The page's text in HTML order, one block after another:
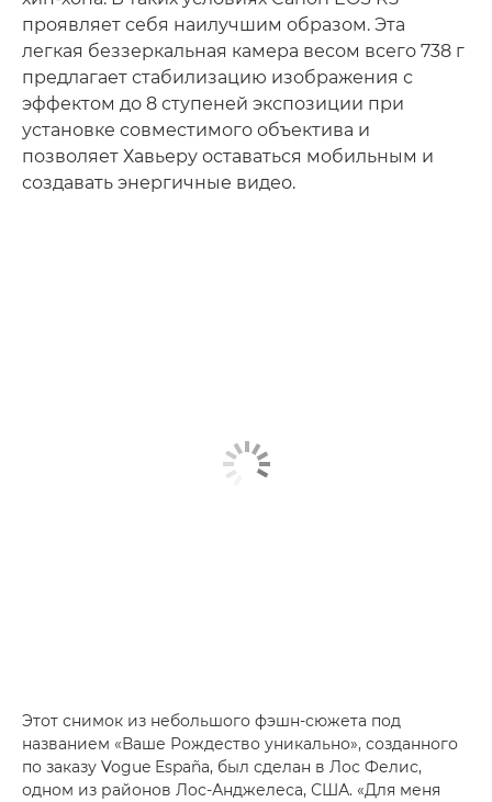
проявляет себя наилучшим образом. Эта
легкая беззеркальная камера весом всего 738 г
предлагает стабилизацию изображения с
эффектом до 8 ступеней экспозиции при
установке совместимого объектива и
позволяет Хавьеру оставаться мобильным и
создавать энергичные видео.
Этот снимок из небольшого фэшн-сюжета под
названием «Ваше Рождество уникально», созданного
по заказу Vogue España, был сделан в Лос Фелис,
одном из районов Лос-Анджелеса, США. «Для меня